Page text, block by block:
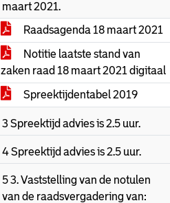
maart 2021.
Raadsagenda 18 maart 2021
Notitie laatste stand van
zaken raad 18 maart 2021 digitaal
Spreektijdentabel 2019
3 Spreektijd advies is 2.5 uur.
4 Spreektijd advies is 2.5 uur.
5 3. Vaststelling van de notulen
van de raadsvergadering van: